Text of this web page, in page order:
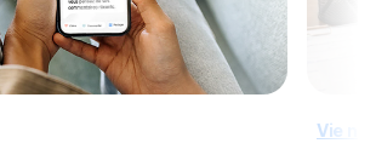
Vie